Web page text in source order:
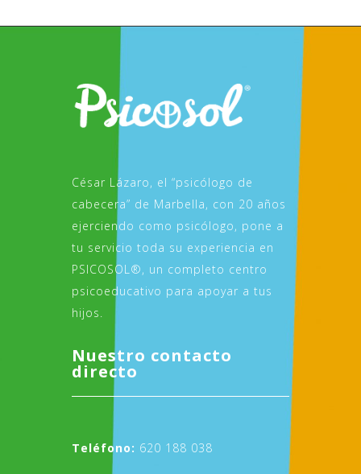
César Lázaro, el “psicólogo de
cabecera” de Marbella, con 20 años
ejerciendo como psicólogo, pone a
tu servicio toda su experiencia en
PSICOSOL®, un completo centro
psicoeducativo para apoyar a tus
hijos.
Nuestro contacto
directo
Teléfono: 620 188 038